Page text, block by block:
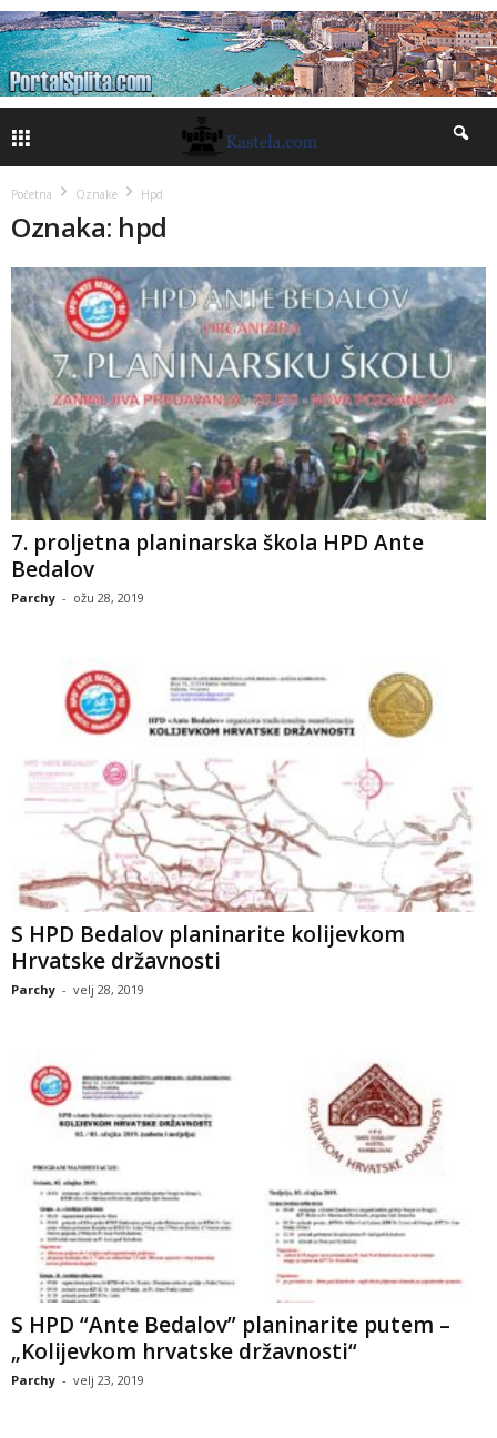
Početna Oznake Hpd
Oznaka: hpd
7. proljetna planinarska škola HPD Ante
Bedalov
Parchy - ožu 28, 2019
S HPD Bedalov planinarite kolijevkom
Hrvatske državnosti
Parchy - velj 28, 2019
S HPD “Ante Bedalov” planinarite putem –
„Kolijevkom hrvatske državnosti“
Parchy - velj 23, 2019